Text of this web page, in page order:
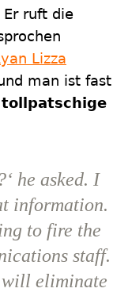
ruft die
Lizza
man ist fast
he asked. I
information.
to fire the
staff.
will eliminate